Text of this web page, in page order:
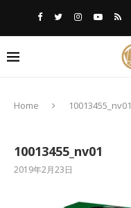
Home 10013455_nv01
10013455_nv01
2019年2月23日